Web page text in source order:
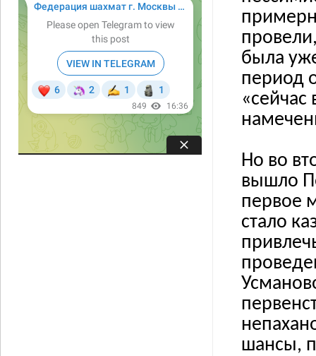
была
период
«сейчас
Но во
вышло
первое
стало
шансы,